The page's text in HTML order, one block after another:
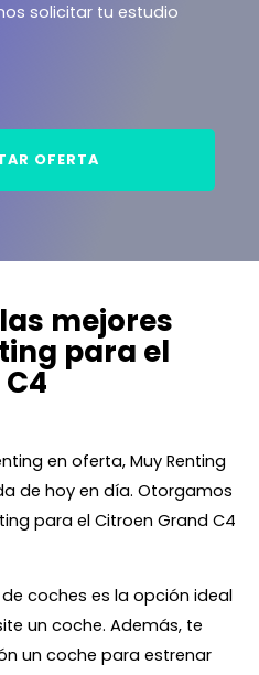
solicitar tu estudio
OFERTA
mejores
para el
en oferta, Muy Renting
de hoy en día. Otorgamos
para el Citroen Grand C4
coches es la opción ideal
un coche. Además, te
un coche para estrenar